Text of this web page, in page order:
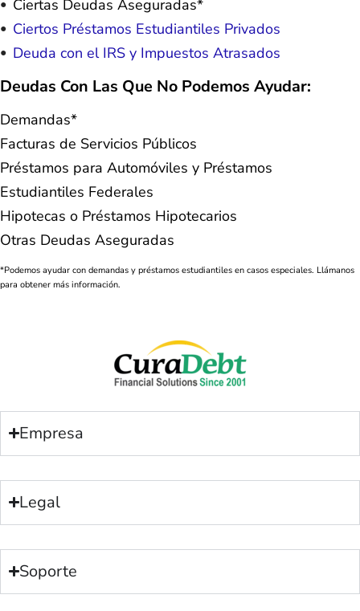
Ciertas Deudas Aseguradas*
Ciertos Préstamos Estudiantiles Privados
Deuda con el IRS y Impuestos Atrasados
Deudas Con Las Que No Podemos Ayudar:
Demandas*
Facturas de Servicios Públicos
Préstamos para Automóviles y Préstamos
Estudiantiles Federales
Hipotecas o Préstamos Hipotecarios
Otras Deudas Aseguradas
*Podemos ayudar con demandas y préstamos estudiantiles en casos especiales. Llámanos
para obtener más información.
Empresa
Legal
Soporte